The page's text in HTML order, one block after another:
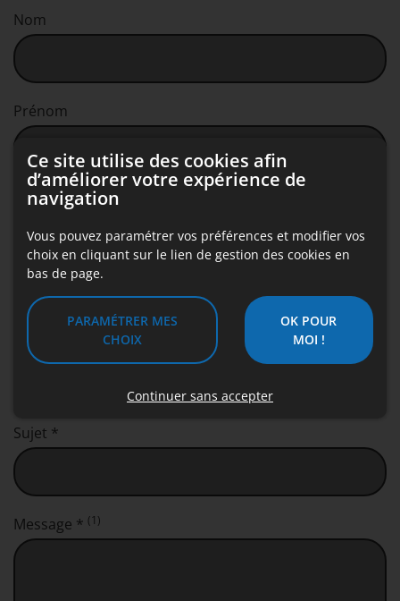
Nom
Prénom
E-mail *
Téléphone *
Sujet *
Message * (1)
Ce site utilise des cookies afin
d’améliorer votre expérience de
navigation
Vous pouvez paramétrer vos préférences et modifier vos
choix en cliquant sur le lien de gestion des cookies en
bas de page.
PARAMÉTRER MES
CHOIX
OK POUR
MOI !
Continuer sans accepter